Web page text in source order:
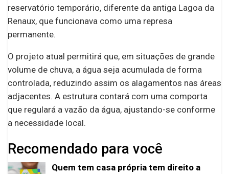
reservatório temporário, diferente da antiga Lagoa da
Renaux, que funcionava como uma represa
permanente.
O projeto atual permitirá que, em situações de grande
volume de chuva, a água seja acumulada de forma
controlada, reduzindo assim os alagamentos nas áreas
adjacentes. A estrutura contará com uma comporta
que regulará a vazão da água, ajustando-se conforme
a necessidade local.
Recomendado para você
Quem tem casa própria tem direito a